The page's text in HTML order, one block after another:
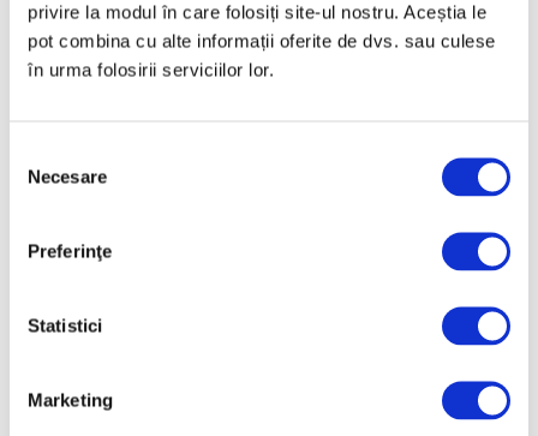
privire la modul în care folosiți site-ul nostru. Aceștia le
pot combina cu alte informații oferite de dvs. sau culese
în urma folosirii serviciilor lor.
consimțământului
Necesare
Preferinţe
Statistici
Marketing
Articole recente